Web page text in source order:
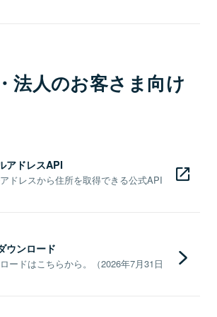
法人のお客さま向け
アドレスAPI
ドレスから住所を取得できる公式API
ウンロード
ードはこちらから。（2026年7月31日